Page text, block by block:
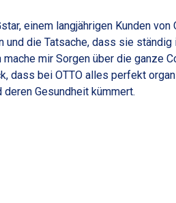
einem langjährigen Kunden
die Tatsache, dass sie
mir Sorgen über die ganze
dass bei OTTO alles perfekt
Gesundheit kümmert.